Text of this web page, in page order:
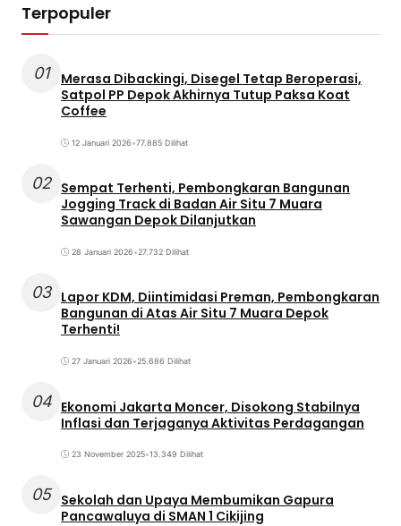
Terpopuler
01
Merasa Dibackingi, Disegel Tetap Beroperasi,
Satpol PP Depok Akhirnya Tutup Paksa Koat
Coffee
12 Januari 2026•77.885 Dilihat
02 Sempat Terhenti, Pembongkaran Bangunan
Jogging Track di Badan Air Situ 7 Muara
Sawangan Depok Dilanjutkan
28 Januari 2026•27.732 Dilihat
03 Lapor KDM, Diintimidasi Preman, Pembongkaran
Bangunan di Atas Air Situ 7 Muara Depok
Terhenti!
27 Januari 2026•25.686 Dilihat
04 Ekonomi Jakarta Moncer, Disokong Stabilnya
Inflasi dan Terjaganya Aktivitas Perdagangan
23 November 2025•13.349 Dilihat
05 Sekolah dan Upaya Membumikan Gapura
Pancawaluya di SMAN 1 Cikijing